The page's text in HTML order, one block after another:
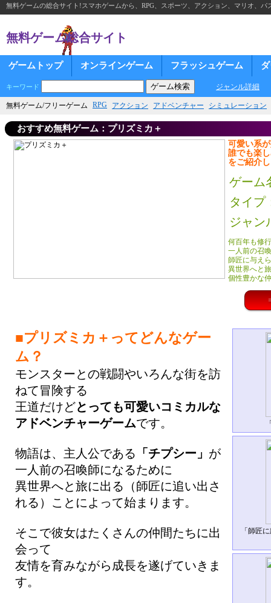
無料ゲームの総合サイト!スマホゲームから、RPG、スポーツ、アクション、マリオ、
無料ゲーム総合サイト
ゲームトップ オンラインゲーム フラッシュゲーム
キーワード ジャンル詳細
無料ゲーム/フリーゲーム RPG アクション アドベンチャー シミュレーション
おすすめ無料ゲーム：プリズミカ＋
可愛い系
誰でも楽
をご紹介
ゲーム
タイプ
ジャン
何百年も修
一人前の召
師匠に与え
異世界へと
個性豊かな
■プリズミカ＋ってどんなゲー
ム？
モンスターとの戦闘やいろんな街を訪
ねて冒険する
王道だけどとっても可愛いコミカルな
アドベンチャーゲームです。
物語は、主人公である 「チプシー」 が
一人前の召喚師になるために
異世界へと旅に出る（師匠に追い出さ
れる）ことによって始まります。
そこで彼女はたくさんの仲間たちに出
会って
友情を育みながら成長を遂げていきま
す。
「師匠